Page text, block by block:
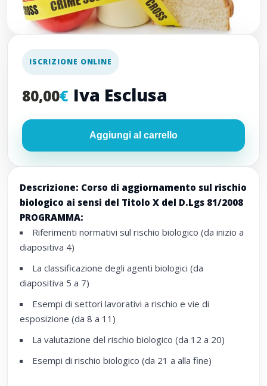
ISCRIZIONE ONLINE
80,00€ Iva Esclusa
Aggiungi al carrello
Descrizione: Corso di aggiornamento sul rischio
biologico ai sensi del Titolo X del D.Lgs 81/2008
PROGRAMMA:
Riferimenti normativi sul rischio biologico (da inizio a
diapositiva 4)
La classificazione degli agenti biologici (da
diapositiva 5 a 7)
Esempi di settori lavorativi a rischio e vie di
esposizione (da 8 a 11)
La valutazione del rischio biologico (da 12 a 20)
Esempi di rischio biologico (da 21 a alla fine)